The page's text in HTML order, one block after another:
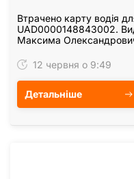
Втрачено карту водія
UAD0000148843002.
Максима
12 червня о 9:49
Детальніше